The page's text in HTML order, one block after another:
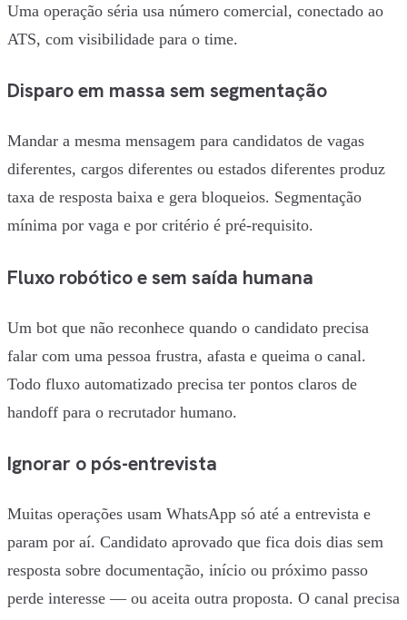
Uma operação séria usa número comercial, conectado ao
ATS, com visibilidade para o time.
Disparo em massa sem segmentação
Mandar a mesma mensagem para candidatos de vagas
diferentes, cargos diferentes ou estados diferentes produz
taxa de resposta baixa e gera bloqueios. Segmentação
mínima por vaga e por critério é pré-requisito.
Fluxo robótico e sem saída humana
Um bot que não reconhece quando o candidato precisa
falar com uma pessoa frustra, afasta e queima o canal.
Todo fluxo automatizado precisa ter pontos claros de
handoff para o recrutador humano.
Ignorar o pós-entrevista
Muitas operações usam WhatsApp só até a entrevista e
param por aí. Candidato aprovado que fica dois dias sem
resposta sobre documentação, início ou próximo passo
perde interesse — ou aceita outra proposta. O canal precisa